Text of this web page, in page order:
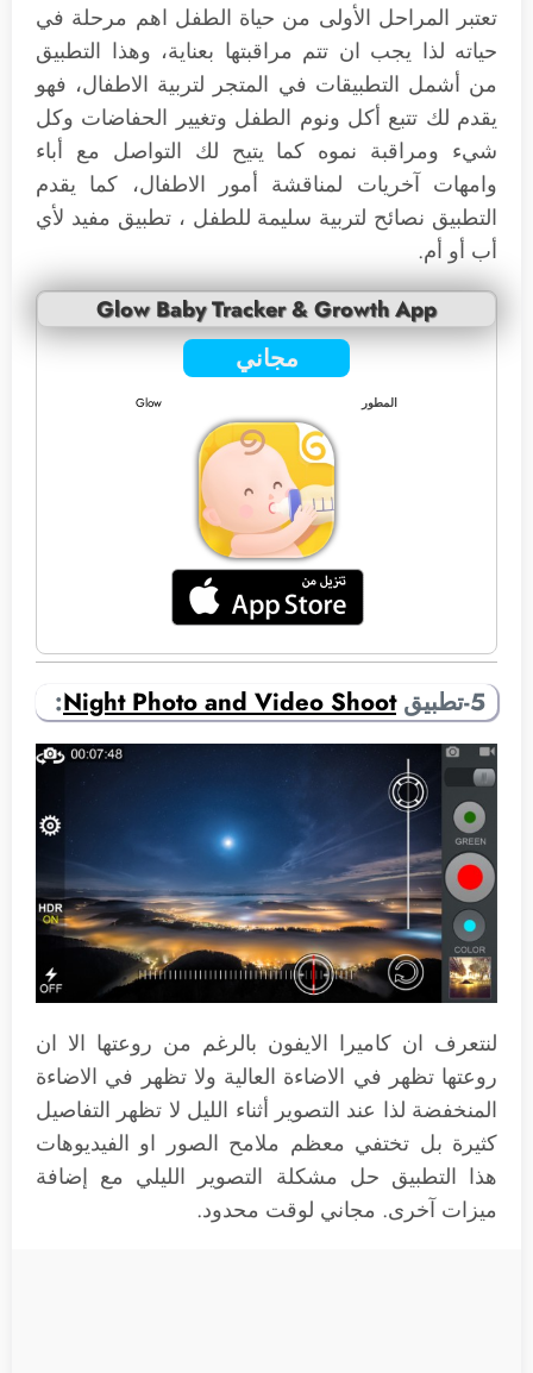
تعتبر المراحل الأولى من حياة الطفل اهم مرحلة في
حياته لذا يجب ان تتم مراقبتها بعناية، وهذا التطبيق
من أشمل التطبيقات في المتجر لتربية الاطفال، فهو
يقدم لك تتبع أكل ونوم الطفل وتغيير الحفاضات وكل
شيء ومراقبة نموه كما يتيح لك التواصل مع أباء
وامهات آخريات لمناقشة أمور الاطفال، كما يقدم
التطبيق نصائح لتربية سليمة للطفل ، تطبيق مفيد لأي
أب أو أم.
Glow Baby Tracker & Growth App
مجاني
المطور Glow
5-تطبيق Night Photo and Video Shoot
:
لنتعرف ان كاميرا الايفون بالرغم من روعتها الا ان
روعتها تظهر في الاضاءة العالية ولا تظهر في الاضاءة
المنخفضة لذا عند التصوير أثناء الليل لا تظهر التفاصيل
كثيرة بل تختفي معظم ملامح الصور او الفيديوهات
هذا التطبيق حل مشكلة التصوير الليلي مع إضافة
ميزات آخرى. مجاني لوقت محدود.